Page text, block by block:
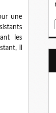
une
les
il